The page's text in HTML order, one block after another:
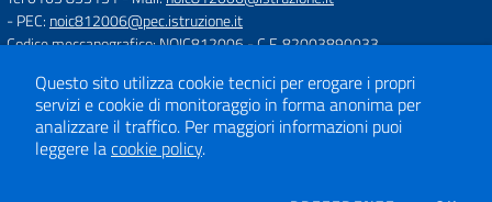
- PEC: noic812006@pec.istruzione.it
Codice meccanografico: NOIC812006- C.F. 82003890033
Concept & Design by
Designers Italia
Sito web realizzato con CMS
Questo sito utilizza cookie tecnici per erogare i propri
servizi e cookie di monitoraggio in forma anonima per
analizzare il traffico. Per maggiori informazioni puoi
leggere lacookie policy.